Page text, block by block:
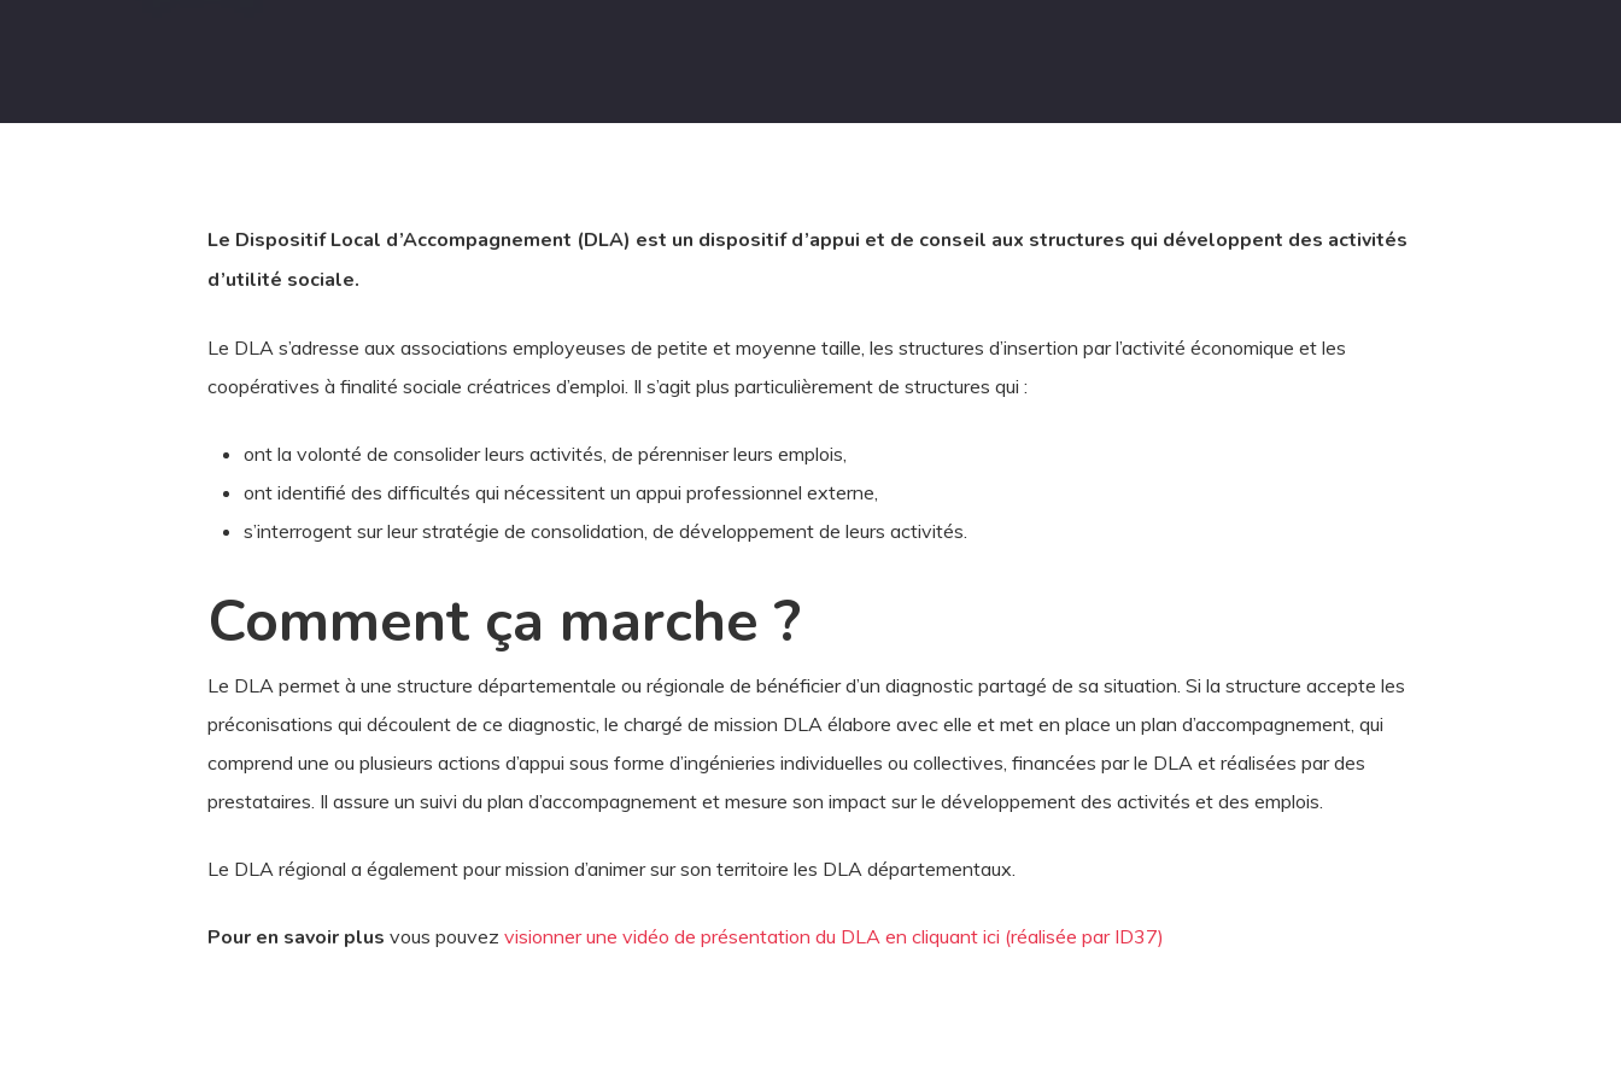
Le Dispositif Local d’Accompagnement (DLA) est un dispositif d’appui et de conseil aux structures qui développent des activités
d’utilité sociale.
Le DLA s’adresse aux associations employeuses de petite et moyenne taille, les structures d’insertion par l’activité économique et les
coopératives à finalité sociale créatrices d’emploi. Il s’agit plus particulièrement de structures qui :
ont la volonté de consolider leurs activités, de pérenniser leurs emplois,
ont identifié des difficultés qui nécessitent un appui professionnel externe,
s’interrogent sur leur stratégie de consolidation, de développement de leurs activités.
Comment ça marche ?
Le DLA permet à une structure départementale ou régionale de bénéficier d’un diagnostic partagé de sa situation. Si la structure accepte les
préconisations qui découlent de ce diagnostic, le chargé de mission DLA élabore avec elle et met en place un plan d’accompagnement, qui
comprend une ou plusieurs actions d’appui sous forme d’ingénieries individuelles ou collectives, financées par le DLA et réalisées par des
prestataires. Il assure un suivi du plan d’accompagnement et mesure son impact sur le développement des activités et des emplois.
Le DLA régional a également pour mission d’animer sur son territoire les DLA départementaux.
Pour en savoir plus vous pouvez visionner une vidéo de présentation du DLA en cliquant ici (réalisée par ID37)